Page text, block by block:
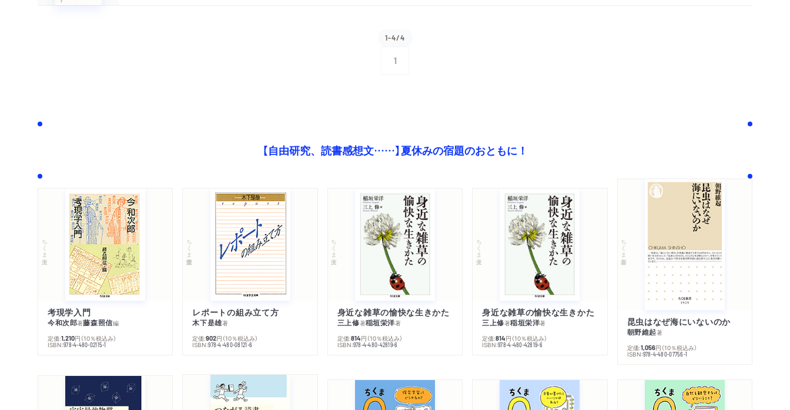
1-4/4
1
【自由研究、読書感想文……】夏休みの宿題のおともに！
ちくま文庫
考現学入門
今和次郎著藤森照信編
定価:1,210円 （10％税込み）
ISBN:978-4-480-02115-1
ちくま学芸文庫
レポートの組み立て方
木下是雄著
定価:902円 （10％税込み）
ISBN:978-4-480-08121-6
ちくま文庫
身近な雑草の愉快な生きかた
三上修著稲垣栄洋著
定価:814円 （10％税込み）
ISBN:978-4-480-42819-6
ちくま文庫
身近な雑草の愉快な生きかた
三上修著稲垣栄洋著
定価:814円 （10％税込み）
ISBN:978-4-480-42819-6
ちくま新書
昆虫はなぜ海にいないのか
朝野維起著
定価:1,056円 （10％税込み）
ISBN:978-4-480-07756-1